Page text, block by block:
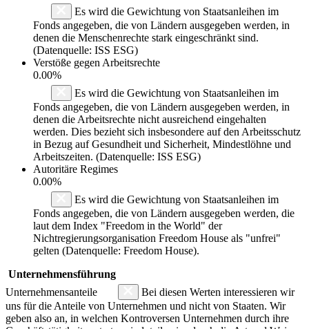
Es wird die Gewichtung von Staatsanleihen im
Fonds angegeben, die von Ländern ausgegeben werden, in
denen die Menschenrechte stark eingeschränkt sind.
(Datenquelle: ISS ESG)
Verstöße gegen Arbeitsrechte
0.00%
Es wird die Gewichtung von Staatsanleihen im
Fonds angegeben, die von Ländern ausgegeben werden, in
denen die Arbeitsrechte nicht ausreichend eingehalten
werden. Dies bezieht sich insbesondere auf den Arbeitsschutz
in Bezug auf Gesundheit und Sicherheit, Mindestlöhne und
Arbeitszeiten. (Datenquelle: ISS ESG)
Autoritäre Regimes
0.00%
Es wird die Gewichtung von Staatsanleihen im
Fonds angegeben, die von Ländern ausgegeben werden, die
laut dem Index "Freedom in the World" der
Nichtregierungsorganisation Freedom House als "unfrei"
gelten (Datenquelle: Freedom House).
Unternehmensführung
Unternehmensanteile
Bei diesen Werten interessieren wir
uns für die Anteile von Unternehmen und nicht von Staaten. Wir
geben also an, in welchen Kontroversen Unternehmen durch ihre